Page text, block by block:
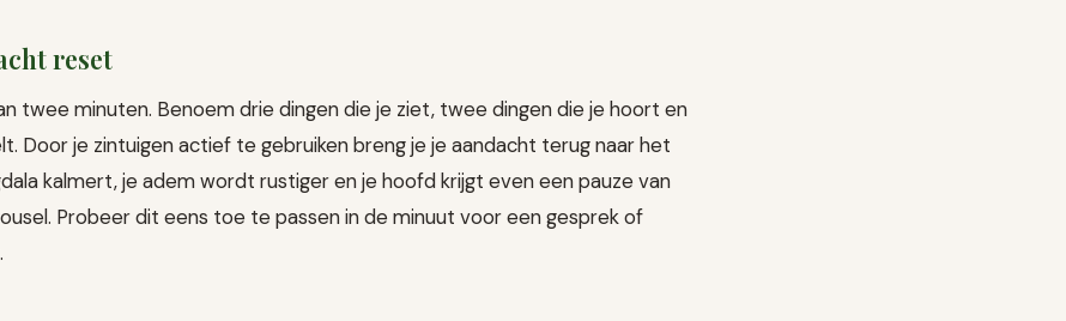
reset
twee minuten. Benoem drie dingen die je ziet, twee dingen die je hoort en
Door je zintuigen actief te gebruiken breng je je aandacht terug naar het
kalmert, je adem wordt rustiger en je hoofd krijgt even een pauze van
Probeer dit eens toe te passen in de minuut voor een gesprek of